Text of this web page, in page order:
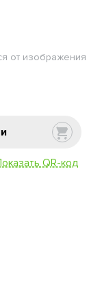
от изображения
QR-код